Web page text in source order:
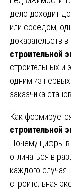
дело доходит
или соседом,
доказательств
строительной
строительных и
одним из
заказчика
Как
строительной
Почему цифры в
отличаться в
каждого
строительная